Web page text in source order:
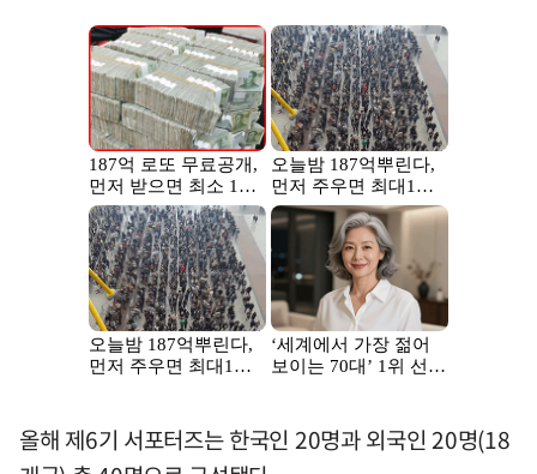
올해 제6기 서포터즈는 한국인 20명과 외국인 20명(18